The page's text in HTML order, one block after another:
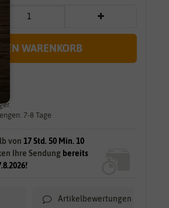
DEN WARENKORB
7-8 Tage
von 17 Std. 50 Min. 8
Ihre Sendung bereits
Artikelbewertungen